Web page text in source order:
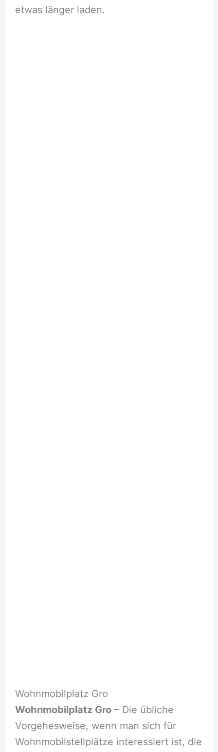
etwas länger laden.
Wohnmobilplatz Gro
Wohnmobilplatz Gro– Die übliche
Vorgehesweise, wenn man sich für
Wohnmobilstellplätze interessiert ist, die